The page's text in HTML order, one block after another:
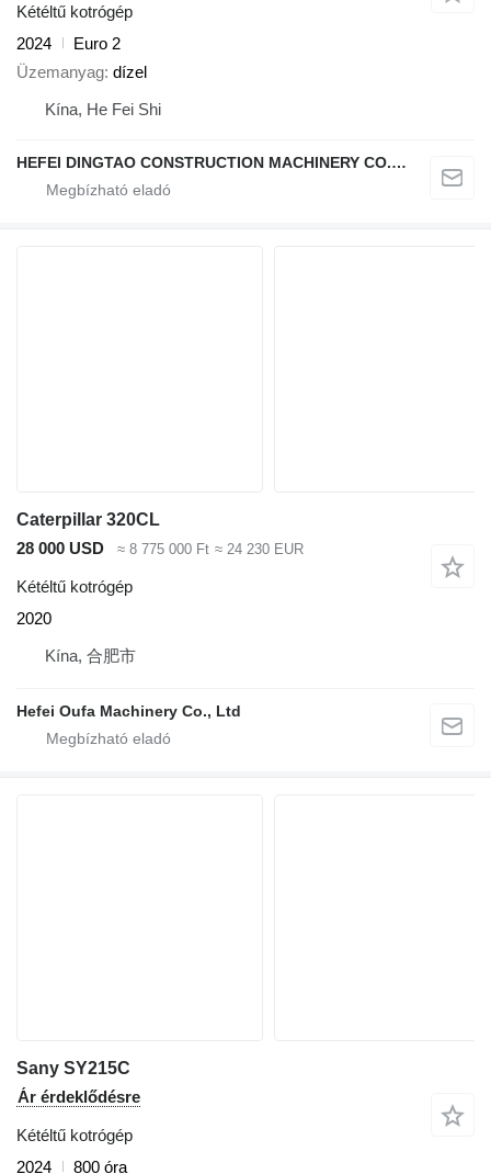
Kétéltű kotrógép
2024
Euro 2
Üzemanyag dízel
Kína, He Fei Shi
HEFEI DINGTAO CONSTRUCTION MACHINERY CO., LIMITED
Caterpillar 320CL
28 000 USD
≈ 8 775 000 Ft ≈ 24 230 EUR
Kétéltű kotrógép
2020
Kína, 合肥市
Hefei Oufa Machinery Co., Ltd
Sany SY215C
Ár érdeklődésre
Kétéltű kotrógép
2024
800 óra